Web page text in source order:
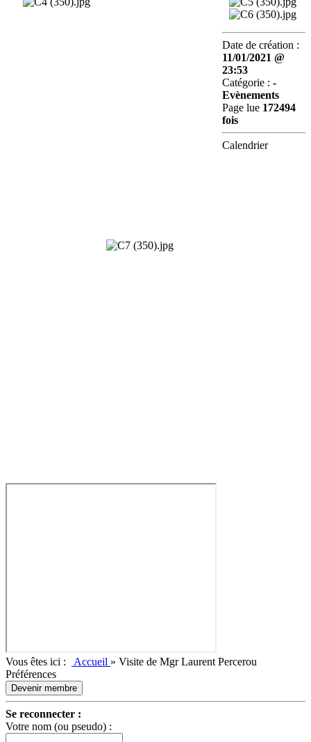
Date de création :
11/01/2021 @
23:53
Catégorie : -
Evènements
Page lue 172494
fois
Calendrier
Vous êtes ici : Accueil » Visite de Mgr Laurent Percerou
Préférences
Devenir membre
Se reconnecter :
Votre nom (ou pseudo) :